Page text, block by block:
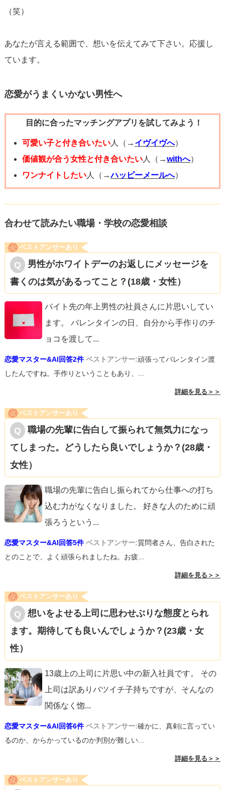
（笑）
あなたが言える範囲で、想いを伝えてみて下さい。応援し
ています。
恋愛がうまくいかない男性へ
目的に合ったマッチングアプリを試してみよう！
可愛い子と付き合いたい人（→ イヴイヴへ）
価値観が合う女性と付き合いたい人（→withへ）
ワンナイトしたい人（→ハッピーメールへ）
合わせて読みたい職場・学校の恋愛相談
ベストアンサーあり
男性がホワイトデーのお返しにメッセージを
書くのは気があるってこと？(18歳・女性）
バイト先の年上男性の社員さんに片思いしてい
ます。 バレンタインの日、自分から手作りのチ
ョコを渡して...
恋愛マスター&AI回答2件 ベストアンサー:頑張ってバレンタイン渡
したんですね。手作りということもあり、...
詳細を見る＞＞
ベストアンサーあり
職場の先輩に告白して振られて無気力になっ
てしまった。どうしたら良いでしょうか？(28歳・
女性）
職場の先輩に告白し振られてから仕事への打ち
込む力がなくなりました。 好きな人のために頑
張ろうという ...
恋愛マスター&AI回答5件 ベストアンサー:質問者さん、告白された
とのことで、よく頑張られましたね。お疲...
詳細を見る＞＞
ベストアンサーあり
想いをよせる上司に思わせぶりな態度とられ
ます。期待しても良いんでしょうか？(23歳・女
性）
13歳上の上司に片思い中の新入社員です。 その
上司は訳ありバツイチ子持ちですが、そんなの
関係なく惚...
恋愛マスター&AI回答6件 ベストアンサー:確かに、真剣に言ってい
るのか、からかっているのか判別が難しい...
詳細を見る＞＞
ベストアンサーあり